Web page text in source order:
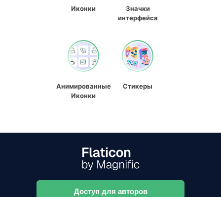
Иконки
Значки
интерфейса
Анимированные
Иконки
Стикеры
Доступ для авторов